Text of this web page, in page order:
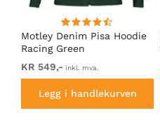
Motley Denim Pisa Hoodie
Racing Green
KR 549,- inkl. mva.
Legg i handlekurven